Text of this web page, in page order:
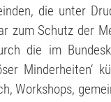
die unter
zum Schutz der
die im
Minderheiten‘
Workshops,